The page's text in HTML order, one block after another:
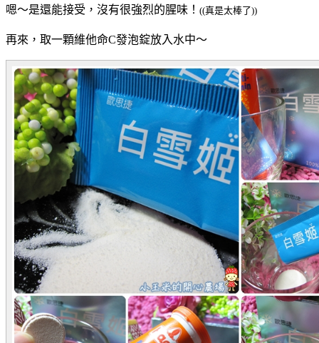
嗯～是還能接受，沒有很強烈的腥味！ ((真是太棒了))
再來，取一顆維他命C發泡錠放入水中～